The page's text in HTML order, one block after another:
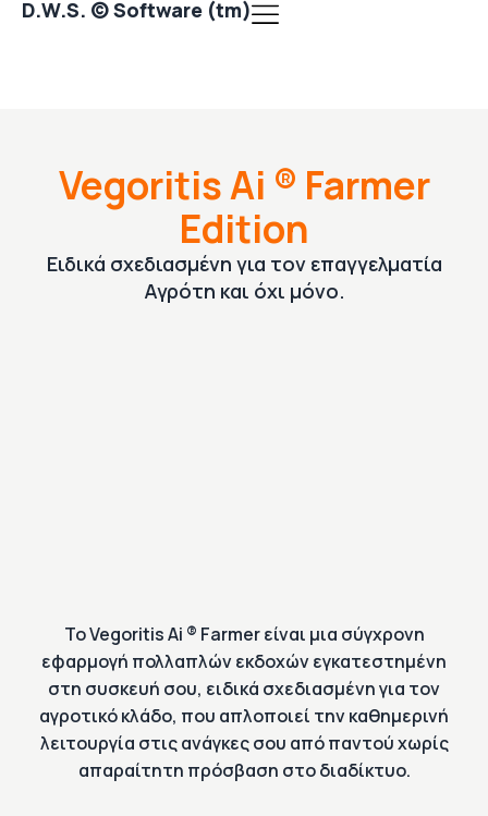
D.W.S. © Software (tm)
Vegoritis Ai ® Farmer
Edition
Ειδικά σχεδιασμένη για τον επαγγελματία
Αγρότη και όχι μόνο.
Το Vegoritis Ai ® Farmer είναι μια σύγχρονη
εφαρμογή πολλαπλών εκδοχών εγκατεστημένη
στη συσκευή σου, ειδικά σχεδιασμένη για τον
αγροτικό κλάδο, που απλοποιεί την καθημερινή
λειτουργία στις ανάγκες σου από παντού χωρίς
απαραίτητη πρόσβαση στο διαδίκτυο.